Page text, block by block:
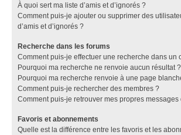
À quoi sert ma liste d’amis et d’ignorés ?
Comment puis-je ajouter ou supprimer des
d’amis et d’ignorés ?
Recherche dans les forums
Comment puis-je effectuer une recherche dans un
Pourquoi ma recherche ne renvoie aucun résultat ?
Pourquoi ma recherche renvoie à une page
Comment puis-je rechercher des membres ?
Comment puis-je retrouver mes propres messages
Favoris et abonnements
Quelle est la différence entre les favoris et les